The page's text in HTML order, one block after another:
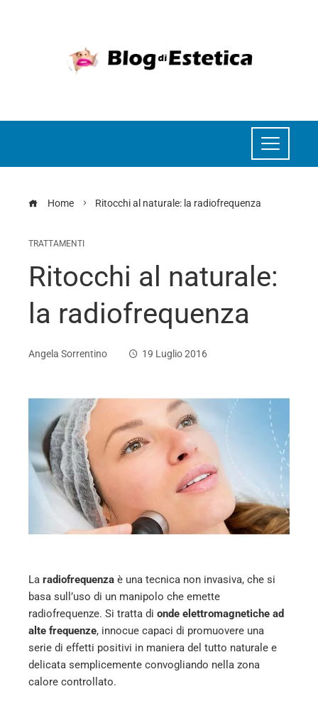
Home Ritocchi al naturale: la radiofrequenza
TRATTAMENTI
Ritocchi al naturale:
la radiofrequenza
Angela Sorrentino 19 Luglio 2016
La radiofrequenza è una tecnica non invasiva, che si
basa sull’uso di un manipolo che emette
radiofrequenze. Si tratta di onde elettromagnetiche ad
alte frequenze, innocue capaci di promuovere una
serie di effetti positivi in maniera del tutto naturale e
delicata semplicemente convogliando nella zona
calore controllato.